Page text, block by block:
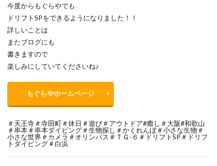
今度からもぐらやでも
ドリフトSPをできるようになりました！！
詳しいことは
またブログにも
書きますので
楽しみにしていてくださいね♪
もぐらやホームページ
＃天王寺＃寺田町＃休日＃遊び＃アウトドア#癒し＃大阪#和歌山
＃串本＃串本ダイビング＃生物探し＃かくれんぼ＃小さな生物＃
小さな世界＃カメラ＃オリンパス＃ＴＧ-６＃ドリフトSP＃ドリフ
トダイビング＃白浜